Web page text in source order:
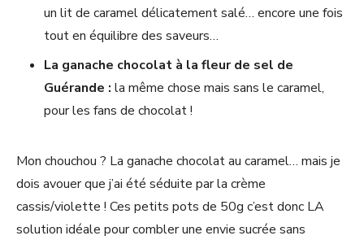
un lit de caramel délicatement salé… encore une fois
tout en équilibre des saveurs…
La ganache chocolat à la fleur de sel de
Guérande : la même chose mais sans le caramel,
pour les fans de chocolat !
Mon chouchou ? La ganache chocolat au caramel… mais je
dois avouer que j’ai été séduite par la crème
cassis/violette ! Ces petits pots de 50g c’est donc LA
solution idéale pour combler une envie sucrée sans